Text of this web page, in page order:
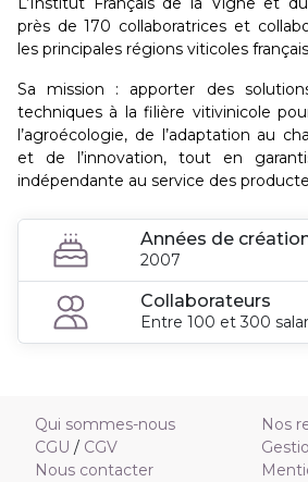
près de 170 collaboratrices et
les principales régions viticoles
Sa mission : apporter des
techniques à la filière vitivinicole
l’agroécologie, de l’adaptation au
et de l’innovation, tout en
indépendante au service des
Années de
2007
Collaborateurs
Entre 100 et 300
Qui sommes-nous
CGU / CGV
Nous contacter
Nos